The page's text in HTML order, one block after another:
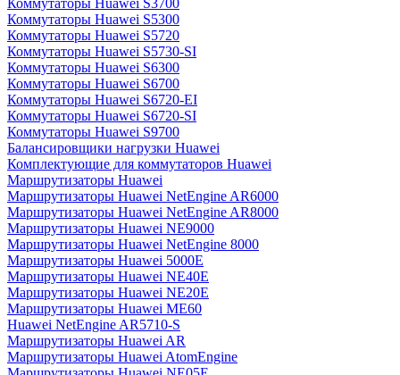
Коммутаторы Huawei S3700
Коммутаторы Huawei S5300
Коммутаторы Huawei S5720
Коммутаторы Huawei S5730-SI
Коммутаторы Huawei S6300
Коммутаторы Huawei S6700
Коммутаторы Huawei S6720-EI
Коммутаторы Huawei S6720-SI
Коммутаторы Huawei S9700
Балансировщики нагрузки Huawei
Комплектующие для коммутаторов Huawei
Маршрутизаторы Huawei
Маршрутизаторы Huawei NetEngine AR6000
Маршрутизаторы Huawei NetEngine AR8000
Маршрутизаторы Huawei NE9000
Маршрутизаторы Huawei NetEngine 8000
Маршрутизаторы Huawei 5000E
Маршрутизаторы Huawei NE40E
Маршрутизаторы Huawei NE20E
Маршрутизаторы Huawei ME60
Huawei NetEngine AR5710-S
Маршрутизаторы Huawei AR
Маршрутизаторы Huawei AtomEngine